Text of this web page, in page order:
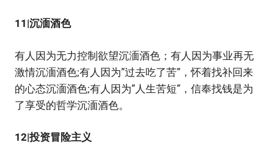
11|沉湎酒色
有人因为无力控制欲望沉湎酒色；有人因为事业再无
激情沉湎酒色;有人因为”过去吃了苦”，怀着找补回来
的心态沉湎酒色;有人因为”人生苦短”，信奉找钱是为
了享受的哲学沉湎酒色。
12|投资冒险主义